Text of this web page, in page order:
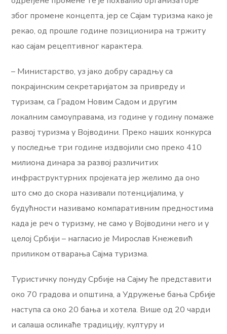
због промене концепта, јер се Сајам туризма како је
рекао, од прошле године позиционира на тржиту
као сајам рецептивног карактера.
– Министарство, уз јако добру сарадњу са
покрајинским секретаријатом за привреду и
туризам, са Градом Новим Садом и другим
локалним самоуправама, из године у годину помаже
развој туризма у Војводини. Преко наших конкурса
у последње три године издвојили смо преко 410
милиона динара за развој различитих
инфраструктурних пројеката јер желимо да оно
што смо до скора називали потенцијалима, у
будућности називамо компаративним предностима
када је реч о туризму, не само у Војводини него и у
целој Србији – нагласио је Мирослав Кнежевић
приликом отварања Сајма туризма.
Туристичку понуду Србије на Сајму ће представити
око 70 градова и општина, а Удружење бања Србије
наступа са око 20 бања и хотела. Више од 20 чарди
и салаша осликаће традицију, културу и